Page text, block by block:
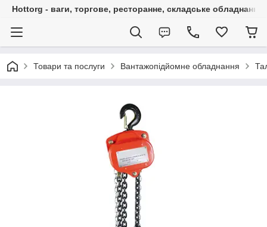
Hottorg - ваги, торгове, ресторанне, складське обладнання
Товари та послуги Вантажопідйомне обладнання